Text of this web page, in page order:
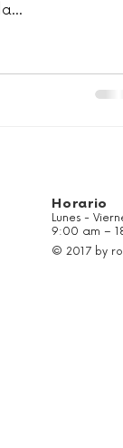
Horario
Lunes -
9:00 am –
© 2017 by